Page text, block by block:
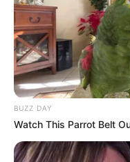
KEÇİDLƏR
Ana səhifə
BUZZ DAY
Watch This Parrot Belt